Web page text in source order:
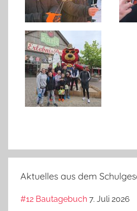
Aktuelles aus dem
#12 Bautagebuch 7. Juli 2026